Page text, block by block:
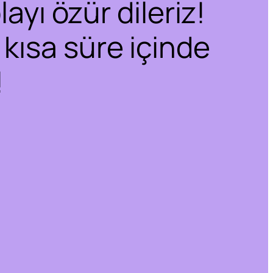
özür dileriz!
süre içinde